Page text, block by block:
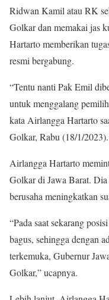
Ridwan Kamil atau RK
Golkar dan memakai jas
Hartarto memberikan
resmi bergabung.
“Tentu nanti Pak Emil
untuk menggalang
kata Airlangga Hartarto
Golkar, Rabu (18/1/2023).
Airlangga Hartarto
Golkar di Jawa Barat.
berusaha meningkatkan
“Pada saat sekarang
bagus, sehingga dengan
terkemuka, Gubernur
Golkar,” ucapnya.